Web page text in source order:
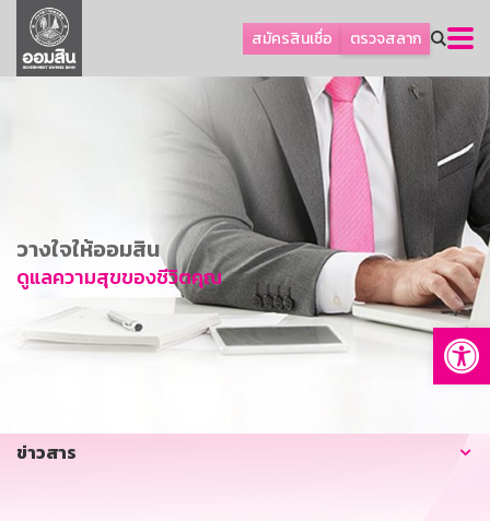
สมัครสินเชื่อ ตรวจสลาก
ลูกค้าธุรกิจ
ลูกค้าผู้ประกอบรายย่อย
การพัฒนาที่ยั่งยืน
ข่าวสาร
บริการทางการเงิน
อื่นๆ
วางใจให้ออมสิน
ดูแลความสุขของชีวิตคุณ
ข่าวสาร